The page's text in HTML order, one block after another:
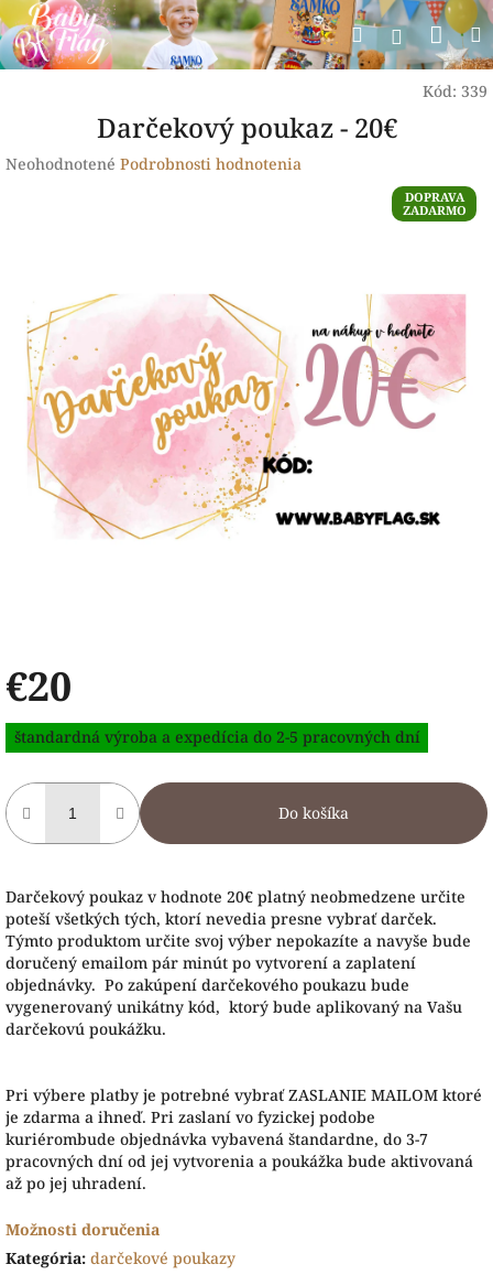
Prejsť
na
obsah
Hľadať
Kód: 339
Darčekový poukaz - 20€
Priemerné
hviezdičiek.
Neohodnotené Podrobnosti hodnotenia
DOPRAVA
ZADARMO
€20
Jednotková
cena:
štandardná výroba a expedícia do 2-5 pracovných dní
Do košíka
Darčekový poukaz v hodnote 20€ platný neobmedzene určite
poteší všetkých tých, ktorí nevedia presne vybrať darček.
Týmto produktom určite svoj výber nepokazíte a navyše bude
doručený emailom pár minút po vytvorení a zaplatení
objednávky. Po zakúpení darčekového poukazu bude
vygenerovaný unikátny kód, ktorý bude aplikovaný na Vašu
darčekovú poukážku.
Pri výbere platby je potrebné vybrať ZASLANIE MAILOM ktoré
je zdarma a ihneď. Pri zaslaní vo fyzickej podobe
kuriérombude objednávka vybavená štandardne, do 3-7
pracovných dní od jej vytvorenia a poukážka bude aktivovaná
až po jej uhradení.
Možnosti doručenia
Kategória: darčekové poukazy